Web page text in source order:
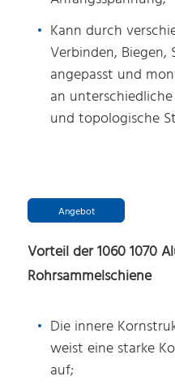
Kann durch
Verbinden, Biegen,
angepasst und
an
und topologische
Angebot
Vorteil der 1060 1070
Rohrsammelschiene
Die innere
weist eine starke
auf;